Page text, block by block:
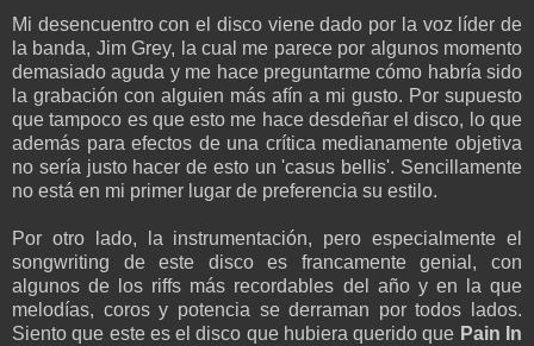
Mi desencuentro con el disco viene dado por la voz líder de
la banda, Jim Grey, la cual me parece por algunos momento
demasiado aguda y me hace preguntarme cómo habría sido
la grabación con alguien más afín a mi gusto. Por supuesto
que tampoco es que esto me hace desdeñar el disco, lo que
además para efectos de una crítica medianamente objetiva
no sería justo hacer de esto un 'casus bellis'. Sencillamente
no está en mi primer lugar de preferencia su estilo.
Por otro lado, la instrumentación, pero especialmente el
songwriting de este disco es francamente genial, con
algunos de los riffs más recordables del año y en la que
melodías, coros y potencia se derraman por todos lados.
Siento que este es el disco que hubiera querido que Pain In